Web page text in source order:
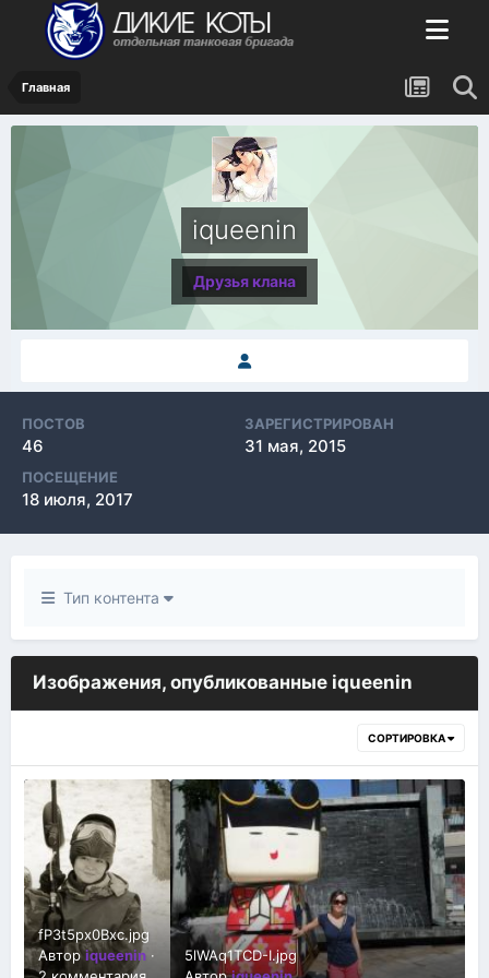
Главная
iqueenin
Друзья клана
ПОСТОВ
46
ЗАРЕГИСТРИРОВАН
31 мая, 2015
ПОСЕЩЕНИЕ
18 июля, 2017
Тип контента
Изображения, опубликованные iqueenin
СОРТИРОВКА
fP3t5px0Bxc.jpg
Авторiqueenin ·
5lWAq1TCD-I.jpg